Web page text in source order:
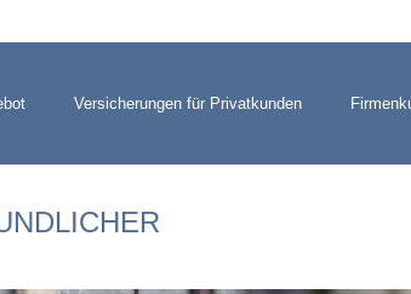
Versicherungen für Privatkunden